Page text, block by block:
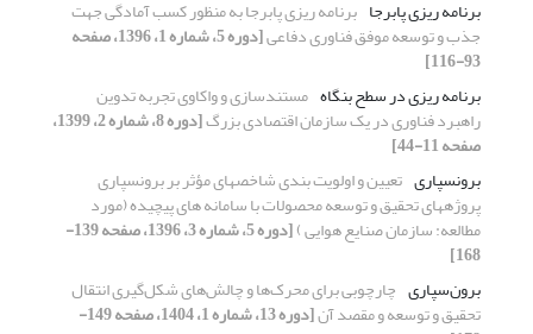
برنامه ریزی پابرجا برنامه ریزی پابرجا به منظور کسب آمادگی جهت
جذب و توسعه موفق فناوری دفاعی [دوره 5، شماره 1، 1396، صفحه
93-116]
برنامه ریزی در سطح بنگاه مستندسازی و واکاوی تجربه تدوین
راهبرد فناوری در یک سازمان اقتصادی بزرگ [دوره 8، شماره 2، 1399،
صفحه 11-44]
برونسپاری تعیین و اولویت ‏بندی شاخص‏های مؤثر بر برونسپاری
پروژه‏های تحقیق و توسعه محصولات با سامانه های پیچیده (مورد
مطالعه: سازمان صنایع هوایی ) [دوره 5، شماره 3، 1396، صفحه 139-
168]
برون‌سپاری چارچوبی برای محرک‌‌ها و چالش‌های شکل‌گیری انتقال
تحقیق و توسعه و مقصد آن [دوره 13، شماره 1، 1404، صفحه 149-